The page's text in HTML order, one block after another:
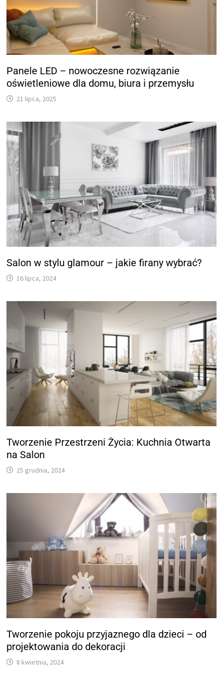
Panele LED – nowoczesne rozwiązanie
oświetleniowe dla domu, biura i przemysłu
21 lipca, 2025
Salon w stylu glamour – jakie firany wybrać?
16 lipca, 2024
Tworzenie Przestrzeni Życia: Kuchnia Otwarta
na Salon
25 grudnia, 2024
Tworzenie pokoju przyjaznego dla dzieci – od
projektowania do dekoracji
8 kwietnia, 2024